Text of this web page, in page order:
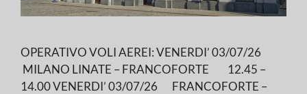
OPERATIVO VOLI AEREI: VENERDI’ 03/07/26
MILANO LINATE – FRANCOFORTE 12.45 –
14.00 VENERDI’ 03/07/26 FRANCOFORTE –